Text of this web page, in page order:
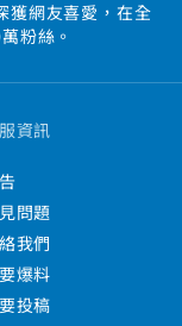
獲網友喜愛，在全
粉絲。
資訊
問題
我們
爆料
投稿